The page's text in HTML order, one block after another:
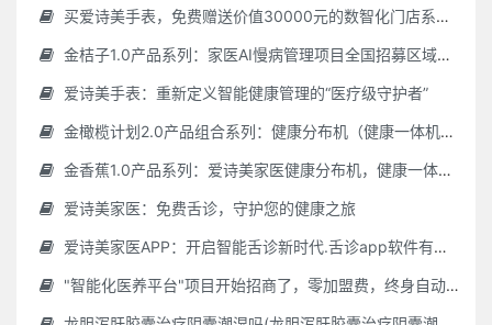
买爱诗美手表，免费赠送价值30000元的数智化门店系统一套（含硬件）
金桔子1.0产品系列：家医AI慢病管理项目全国招募区域合伙人，低投入，高回报，长收益
爱诗美手表：重新定义智能健康管理的“医疗级守护者”
金橄榄计划2.0产品组合系列：健康分布机（健康一体机）+慢病管理系统，可落地在健康小屋，社区服务中心等等
金香蕉1.0产品系列：爱诗美家医健康分布机，健康一体机，社区服务中心，药店，健康小屋都需要
爱诗美家医：免费舌诊，守护您的健康之旅
爱诗美家医APP：开启智能舌诊新时代.舌诊app软件有哪些 好用的舌诊app大全
"智能化医养平台"项目开始招商了，零加盟费，终身自动赚钱